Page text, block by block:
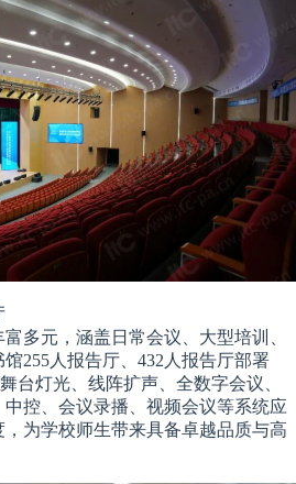
多元，涵盖日常会议、大型培训、
255人报告厅、432人报告厅部署
台灯光、线阵扩声、全数字会议、
控、会议录播、视频会议等系统应
为学校师生带来具备卓越品质与高